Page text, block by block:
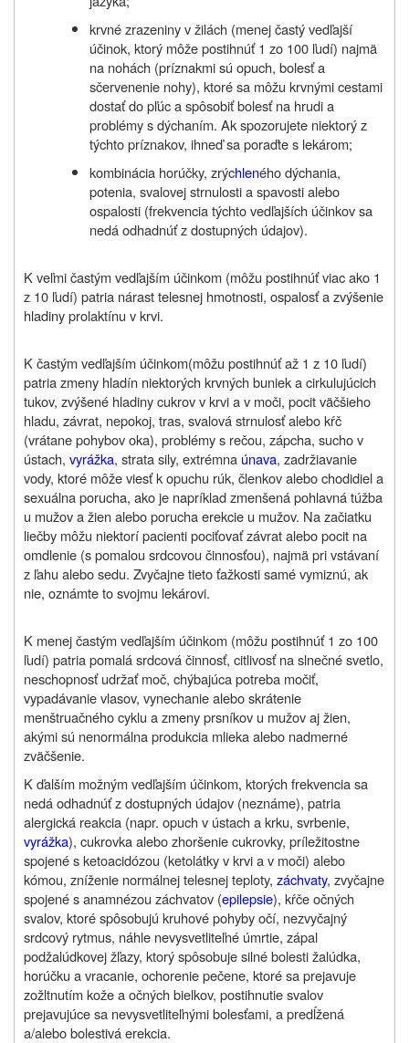
krvné zrazeniny v žilách (menej častý vedľajší
účinok, ktorý môže postihnúť 1 zo 100 ľudí) najmä
na nohách (príznakmi sú opuch, bolesť a
sčervenenie nohy), ktoré sa môžu krvnými cestami
dostať do pľúc a spôsobiť bolesť na hrudi a
problémy s dýchaním. Ak spozorujete niektorý z
týchto príznakov, ihneď sa poraďte s lekárom;
kombinácia horúčky, zrýchleného dýchania,
potenia, svalovej strnulosti a spavosti alebo
ospalosti (frekvencia týchto vedľajších účinkov sa
nedá odhadnúť z dostupných údajov).
K veľmi častým vedľajším účinkom (môžu postihnúť viac ako 1
z 10 ľudí) patria nárast telesnej hmotnosti, ospalosť a zvýšenie
hladiny prolaktínu v krvi.
K častým vedľajším účinkom(môžu postihnúť až 1 z 10 ľudí)
patria zmeny hladín niektorých krvných buniek a cirkulujúcich
tukov, zvýšené hladiny cukrov v krvi a v moči, pocit väčšieho
hladu, závrat, nepokoj, tras, svalová strnulosť alebo kŕč
(vrátane pohybov oka), problémy s rečou, zápcha, sucho v
ústach, vyrážka, strata sily, extrémna únava, zadržiavanie
vody, ktoré môže viesť k opuchu rúk, členkov alebo chodidiel a
sexuálna porucha, ako je napríklad zmenšená pohlavná túžba
u mužov a žien alebo porucha erekcie u mužov. Na začiatku
liečby môžu niektorí pacienti pociťovať závrat alebo pocit na
omdlenie (s pomalou srdcovou činnosťou), najmä pri vstávaní
z ľahu alebo sedu. Zvyčajne tieto ťažkosti samé vymiznú, ak
nie, oznámte to svojmu lekárovi.
K menej častým vedľajším účinkom (môžu postihnúť 1 zo 100
ľudí) patria pomalá srdcová činnosť, citlivosť na slnečné svetlo,
neschopnosť udržať moč, chýbajúca potreba močiť,
vypadávanie vlasov, vynechanie alebo skrátenie
menštruačného cyklu a zmeny prsníkov u mužov aj žien,
akými sú nenormálna produkcia mlieka alebo nadmerné
zväčšenie.
K ďalším možným vedľajším účinkom, ktorých frekvencia sa
nedá odhadnúť z dostupných údajov (neznáme), patria
alergická reakcia (napr. opuch v ústach a krku, svrbenie,
vyrážka), cukrovka alebo zhoršenie cukrovky, príležitostne
spojené s ketoacidózou (ketolátky v krvi a v moči) alebo
kómou, zníženie normálnej telesnej teploty, záchvaty, zvyčajne
spojené s anamnézou záchvatov (epilepsie), kŕče očných
svalov, ktoré spôsobujú kruhové pohyby očí, nezvyčajný
srdcový rytmus, náhle nevysvetliteľné úmrtie, zápal
podžalúdkovej žľazy, ktorý spôsobuje silné bolesti žalúdka,
horúčku a vracanie, ochorenie pečene, ktoré sa prejavuje
zožltnutím kože a očných bielkov, postihnutie svalov
prejavujúce sa nevysvetliteľnými bolesťami, a predĺžená
a/alebo bolestivá erekcia.